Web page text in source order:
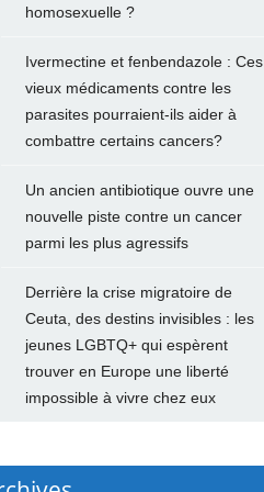
homosexuelle ?
Ivermectine et fenbendazole : Ces
vieux médicaments contre les
parasites pourraient-ils aider à
combattre certains cancers?
Un ancien antibiotique ouvre une
nouvelle piste contre un cancer
parmi les plus agressifs
Derrière la crise migratoire de
Ceuta, des destins invisibles : les
jeunes LGBTQ+ qui espèrent
trouver en Europe une liberté
impossible à vivre chez eux